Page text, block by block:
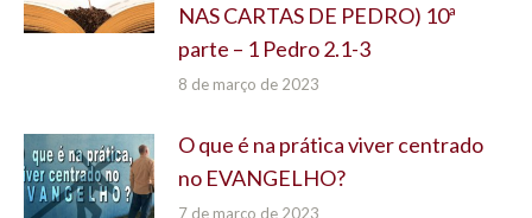
NAS CARTAS DE PEDRO) 10ª
parte – 1 Pedro 2.1-3
8 de março de 2023
O que é na prática viver centrado
no EVANGELHO?
7 de março de 2023